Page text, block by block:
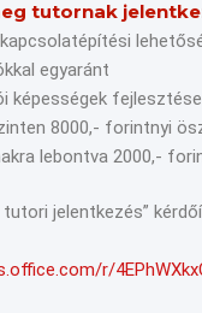
tutornak
egyaránt
képességek fejlesztése
8000,- forintnyi
lebontva 2000,-
jelentkezés”
r/